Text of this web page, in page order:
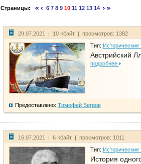
Страницы: 6 7 8 9 10 11 12 13 14
29.07.2021 | 10 Кбайт | просмотров: 1382
Тип:
Австрийский
подробнее
Предоставлено: Тимофей Бегров
16.07.2021 | 6 Кбайт | просмотров: 1011
Тип:
История